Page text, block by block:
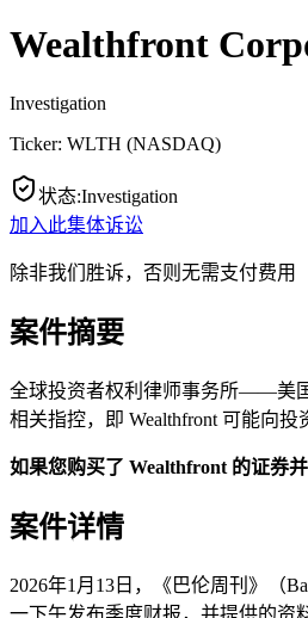
Wealthfront
Investigation
Ticker: WLTH (NASDAQ)
状态:Investigation
加入此集体诉讼
除非我们胜诉，否则无需支付费用
案件摘要
全球投资者权利律师事务所——美国
相关指控，即 Wealthfront 可能向
如果您购买了 Wealthfront 的证券
案件详情
2026年1月13日，《巴伦周刊》（
一下午发布季度财报，并提供的资